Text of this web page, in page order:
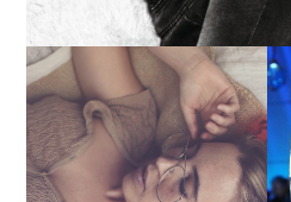
LA BAILARINA BLANCA
DE LA CRUZ O COMO
REINVENTARSE ANTE
LA ADVERSIDAD.